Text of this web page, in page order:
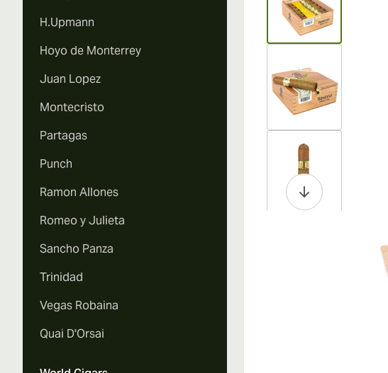
H.Upmann
Hoyo de Monterrey
Juan Lopez
Montecristo
Partagas
Punch
Ramon Allones
Romeo y Julieta
Sancho Panza
Trinidad
Vegas Robaina
Quai D'Orsai
View larger